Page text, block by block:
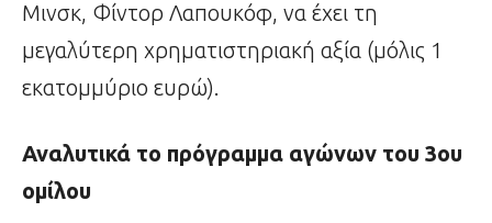
Μινσκ, Φίντορ Λαπουκόφ, να έχει τη
μεγαλύτερη χρηματιστηριακή αξία (μόλις 1
εκατομμύριο ευρώ).
Αναλυτικά το πρόγραμμα αγώνων του 3ου
ομίλου